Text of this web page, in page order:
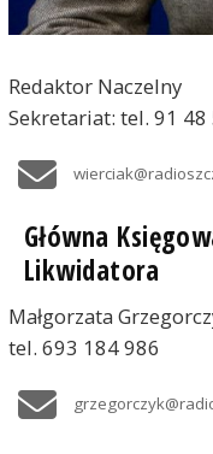
Redaktor Naczelny
Sekretariat: tel. 91 48
Główna
Likwidatora
Małgorzata
tel. 693 184 986